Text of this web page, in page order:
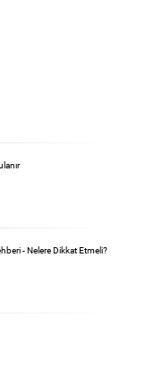
- Nelere Dikkat Etmeli?